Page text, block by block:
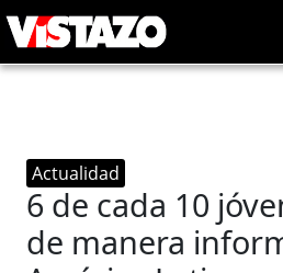
Actualidad
6 de cada 10
de manera